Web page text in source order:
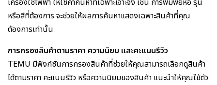
เครื่องใช้ไฟฟ้า ให้ใช้คำค้นหาที่เฉพาะเจาะจง เช่น การพิมพ์ยี่ห้อ รุ่น
หรือสีที่ต้องการ จะช่วยให้ผลการค้นหาแสดงเฉพาะสินค้าที่คุณ
ต้องการเท่านั้น
การกรองสินค้าตามราคา ความนิยม และคะแนนรีวิว
TEMU มีฟังก์ชันการกรองสินค้าที่ช่วยให้คุณสามารถเลือกดูสินค้า
ได้ตามราคา คะแนนรีวิว หรือความนิยมของสินค้า แนะนำให้คุณใช้ตัว